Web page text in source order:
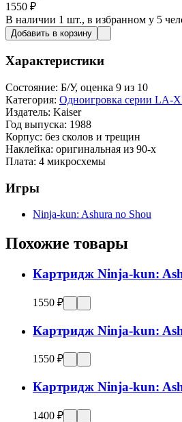
1550 ₽
В наличии 1 шт., в избранном у 5
Добавить в корзину
Характеристики
Состояние: Б/У, оценка 9 из 10
Категория: Одноигровка серии LA-
Издатель: Kaiser
Год выпуска: 1988
Корпус: без сколов и трещин
Наклейка: оригинальная из 90-х
Плата: 4 микросхемы
Игры
Ninja-kun: Ashura no Shou
Похожие товары
Картридж Ninja-kun:
1550 ₽
Картридж Ninja-kun:
1550 ₽
Картридж Ninja-kun:
1400 ₽